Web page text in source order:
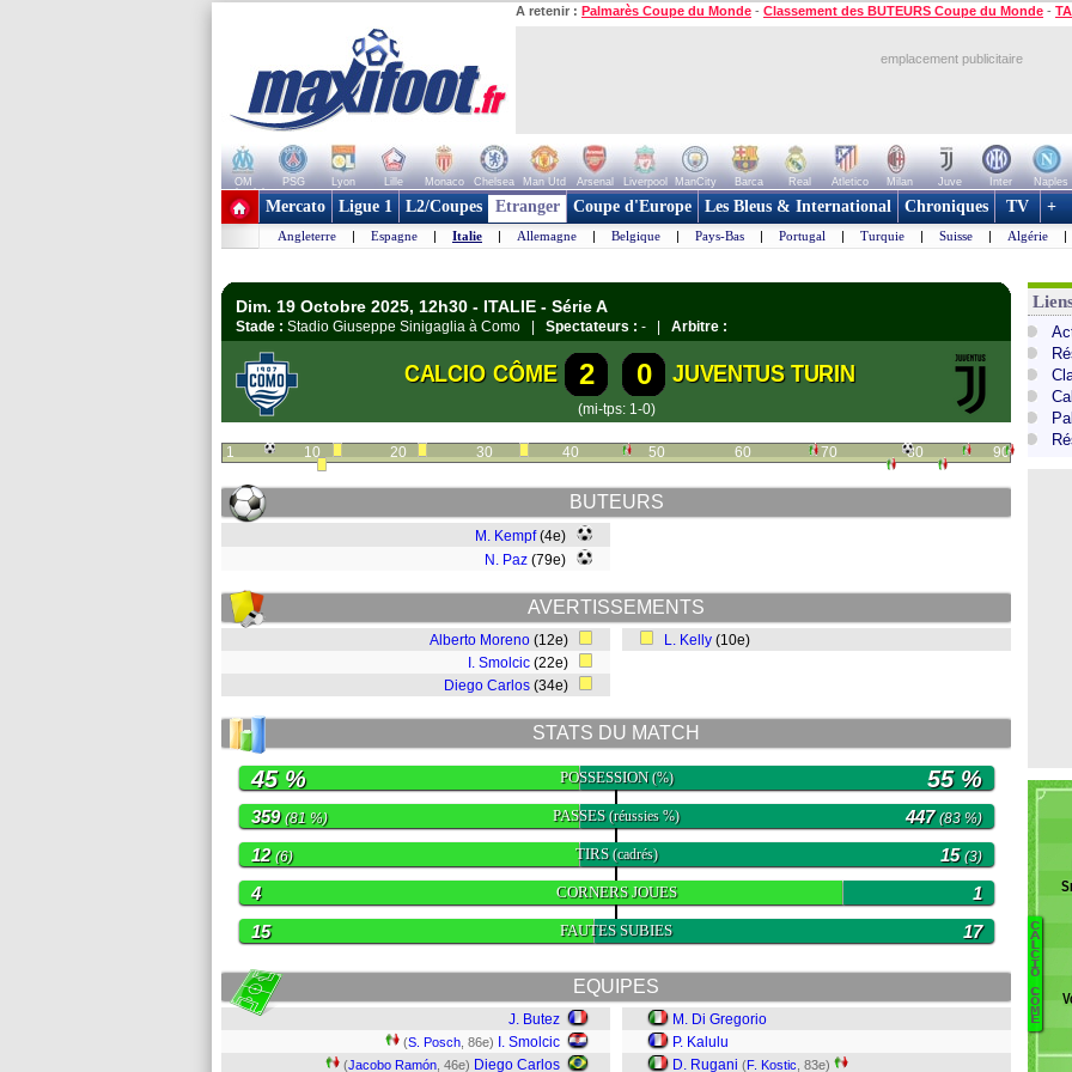
A retenir : Palmarès Coupe du Monde - Classement des BUTEURS Coupe du Monde -
emplacement publicitaire
OM PSG Lyon Lille Monaco Chelsea Man Utd Arsenal Liverpool ManCity Barca Real Atletico Milan Juve Inter Naples
+ de clubs
Mercato Ligue 1 L2/Coupes Etranger Coupe d'Europe Les Bleus & International Chroniques TV +
Angleterre | Espagne | Italie | Allemagne | Belgique | Pays-Bas | Portugal | Turquie | Suisse | Algérie |
Dim. 19 Octobre 2025, 12h30 - ITALIE - Série A
Stade : Stadio Giuseppe Sinigaglia à Como | Spectateurs : - | Arbitre :
CALCIO CÔME 2 0 JUVENTUS TURIN
(mi-tps: 1-0)
1 10 20 30 40 50 60 70 80 90
BUTEURS
M. Kempf(4e)
N. Paz (79e)
AVERTISSEMENTS
Alberto Moreno (12e)
I. Smolcic (22e)
Diego Carlos (34e)
L. Kelly (10e)
STATS DU MATCH
POSSESSION(%)
45 % 55 %
PASSES(réussies %)
359(81 %) 447(83 %)
TIRS(cadrés)
12(6) 15(3)
CORNERS JOUES
4 1
FAUTES SUBIES
15 17
EQUIPES
J. Butez
(S. Posch , 86e) I. Smolcic
(Jacobo Ramón , 46e) Diego Carlos
M. Di Gregorio
P. Kalulu
D. Rugani (F. Kostic , 83e)
C
A
L
C
I
O
C
Ô
M
E